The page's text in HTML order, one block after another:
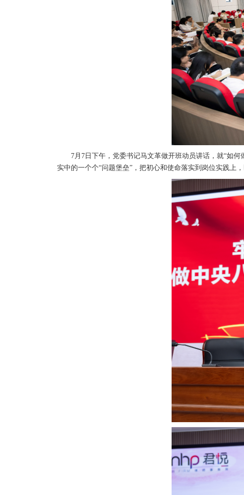
7月7日下午，党委书记马文革做开班动员讲话，就“如
实中的一个个“问题堡垒”，把初心和使命落实到岗位实践上